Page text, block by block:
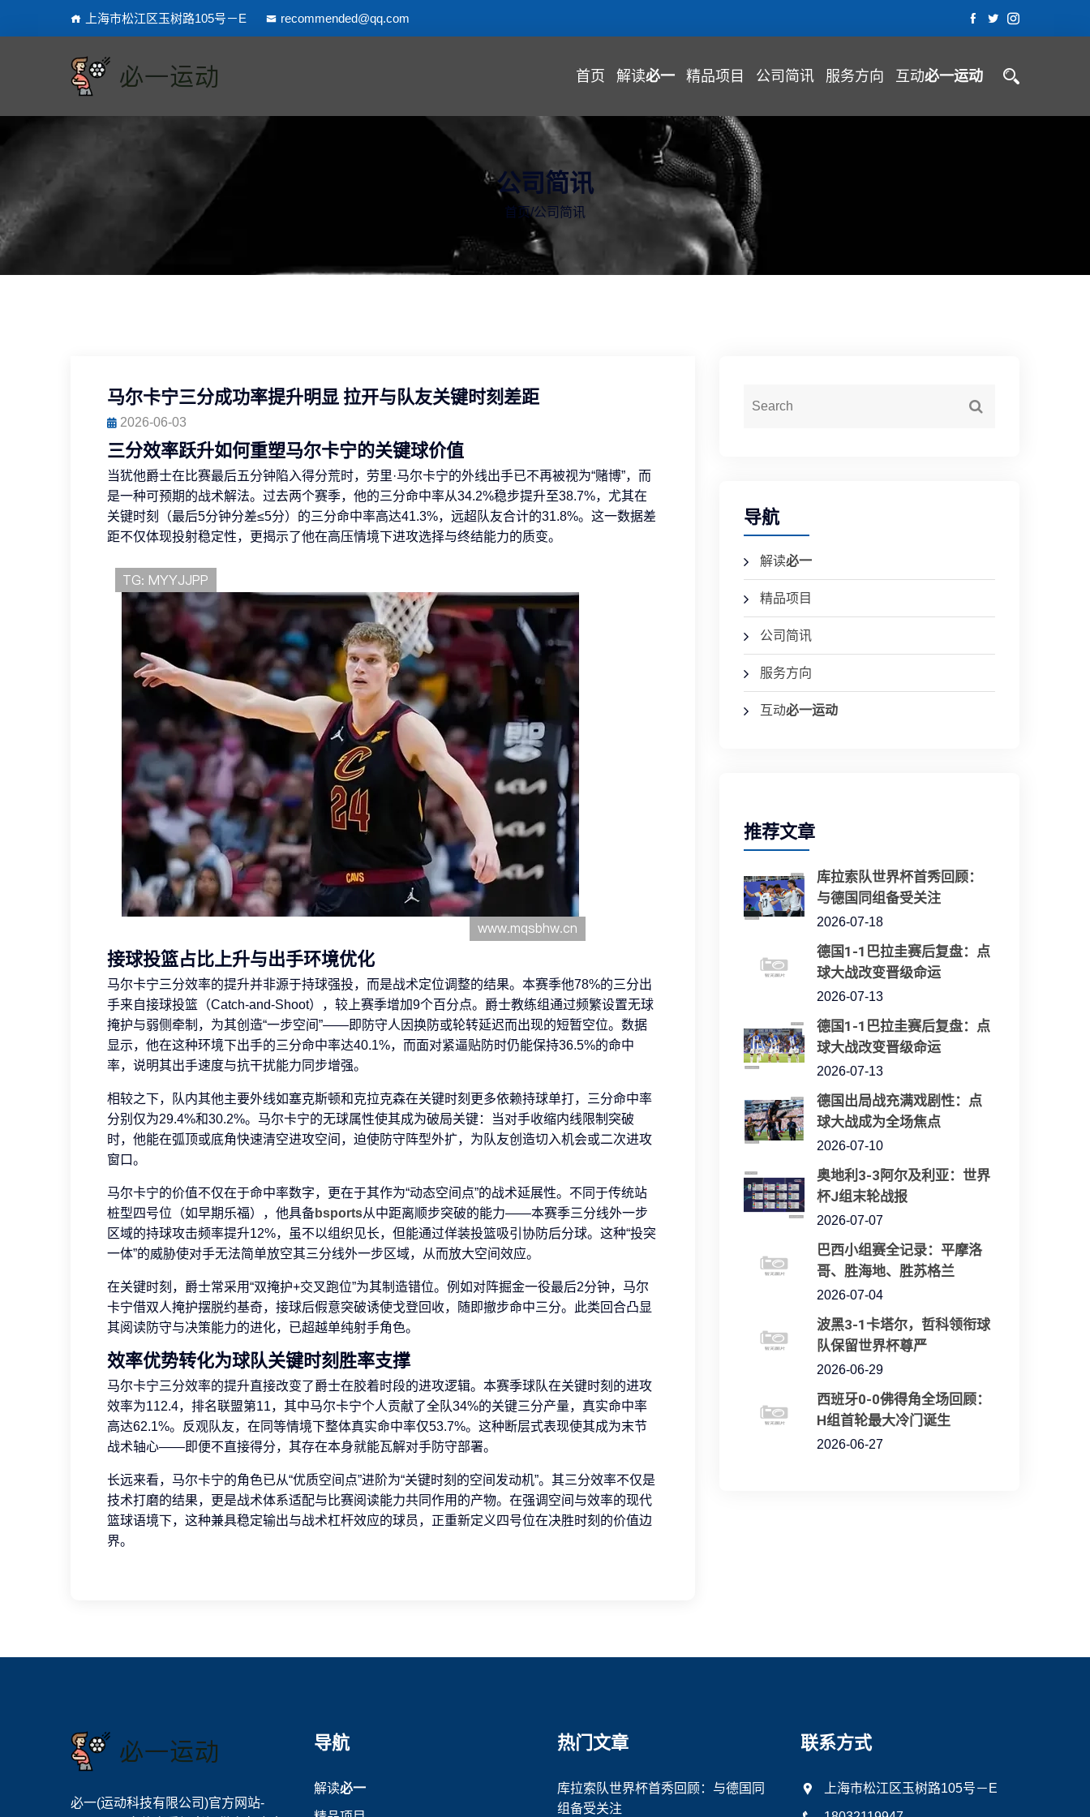
上海市松江区玉树路105号－E recommended@qq.com
首页 解读必一 精品项目 公司简讯 服务方向 互动必一运动
公司简讯
首页/公司简讯
马尔卡宁三分成功率提升明显 拉开与队友关键时刻差距
2026-06-03
三分效率跃升如何重塑马尔卡宁的关键球价值
当犹他爵士在比赛最后五分钟陷入得分荒时，劳里·马尔卡宁的外线出手已不再被视为“赌博”，而
是一种可预期的战术解法。过去两个赛季，他的三分命中率从34.2%稳步提升至38.7%，尤其在
关键时刻（最后5分钟分差≤5分）的三分命中率高达41.3%，远超队友合计的31.8%。这一数据差
距不仅体现投射稳定性，更揭示了他在高压情境下进攻选择与终结能力的质变。
接球投篮占比上升与出手环境优化
马尔卡宁三分效率的提升并非源于持球强投，而是战术定位调整的结果。本赛季他78%的三分出
手来自接球投篮（Catch-and-Shoot），较上赛季增加9个百分点。爵士教练组通过频繁设置无球
掩护与弱侧牵制，为其创造“一步空间”——即防守人因换防或轮转延迟而出现的短暂空位。数据
显示，他在这种环境下出手的三分命中率达40.1%，而面对紧逼贴防时仍能保持36.5%的命中
率，说明其出手速度与抗干扰能力同步增强。
相较之下，队内其他主要外线如塞克斯顿和克拉克森在关键时刻更多依赖持球单打，三分命中率
分别仅为29.4%和30.2%。马尔卡宁的无球属性使其成为破局关键：当对手收缩内线限制突破
时，他能在弧顶或底角快速清空进攻空间，迫使防守阵型外扩，为队友创造切入机会或二次进攻
窗口。
马尔卡宁的价值不仅在于命中率数字，更在于其作为“动态空间点”的战术延展性。不同于传统站
桩型四号位（如早期乐福），他具备bsports从中距离顺步突破的能力——本赛季三分线外一步
区域的持球攻击频率提升12%，虽不以组织见长，但能通过佯装投篮吸引协防后分球。这种“投突
一体”的威胁使对手无法简单放空其三分线外一步区域，从而放大空间效应。
在关键时刻，爵士常采用“双掩护+交叉跑位”为其制造错位。例如对阵掘金一役最后2分钟，马尔
卡宁借双人掩护摆脱约基奇，接球后假意突破诱使戈登回收，随即撤步命中三分。此类回合凸显
其阅读防守与决策能力的进化，已超越单纯射手角色。
效率优势转化为球队关键时刻胜率支撑
马尔卡宁三分效率的提升直接改变了爵士在胶着时段的进攻逻辑。本赛季球队在关键时刻的进攻
效率为112.4，排名联盟第11，其中马尔卡宁个人贡献了全队34%的关键三分产量，真实命中率
高达62.1%。反观队友，在同等情境下整体真实命中率仅53.7%。这种断层式表现使其成为末节
战术轴心——即便不直接得分，其存在本身就能瓦解对手防守部署。
长远来看，马尔卡宁的角色已从“优质空间点”进阶为“关键时刻的空间发动机”。其三分效率不仅是
技术打磨的结果，更是战术体系适配与比赛阅读能力共同作用的产物。在强调空间与效率的现代
篮球语境下，这种兼具稳定输出与战术杠杆效应的球员，正重新定义四号位在决胜时刻的价值边
界。
导航
解读必一
精品项目
公司简讯
服务方向
互动必一运动
推荐文章
库拉索队世界杯首秀回顾：
与德国同组备受关注
2026-07-18
德国1-1巴拉圭赛后复盘：点
球大战改变晋级命运
2026-07-13
德国1-1巴拉圭赛后复盘：点
球大战改变晋级命运
2026-07-13
德国出局战充满戏剧性：点
球大战成为全场焦点
2026-07-10
奥地利3-3阿尔及利亚：世界
杯J组末轮战报
2026-07-07
巴西小组赛全记录：平摩洛
哥、胜海地、胜苏格兰
2026-07-04
波黑3-1卡塔尔，哲科领衔球
队保留世界杯尊严
2026-06-29
西班牙0-0佛得角全场回顾：
H组首轮最大冷门诞生
2026-06-27
必一(运动科技有限公司)官方网站-
导航
解读必一
热门文章
库拉索队世界杯首秀回顾：与德国同
组备受关注
联系方式
上海市松江区玉树路105号－E